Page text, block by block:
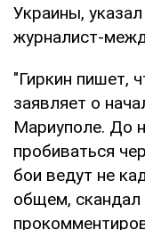
Украины,
журналист-
"Гиркин пишет,
заявляет о
Мариуполе. До
пробиваться
бои ведут не
общем, скандал